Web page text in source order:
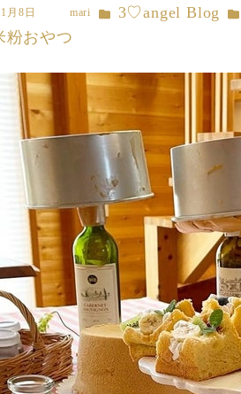
月8日
者
mari カテゴリー
3♡angel Blog カ
リー
粉おやつ